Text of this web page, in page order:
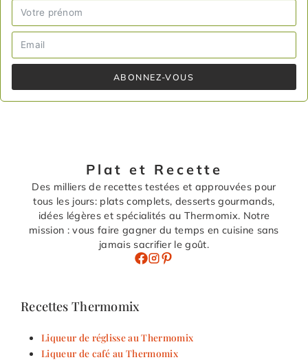
ABONNEZ-VOUS
Plat et Recette
Des milliers de recettes testées et approuvées pour
tous les jours: plats complets, desserts gourmands,
idées légères et spécialités au Thermomix. Notre
mission : vous faire gagner du temps en cuisine sans
jamais sacrifier le goût.
Recettes Thermomix
Liqueur de réglisse au Thermomix
Liqueur de café au Thermomix